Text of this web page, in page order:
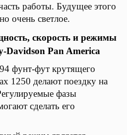
работы. Будущее этого
очень светлое.
скорость и режимы
Davidson Pan America
фунт-фут крутящего
1250 делают поездку на
фазы
сделать его